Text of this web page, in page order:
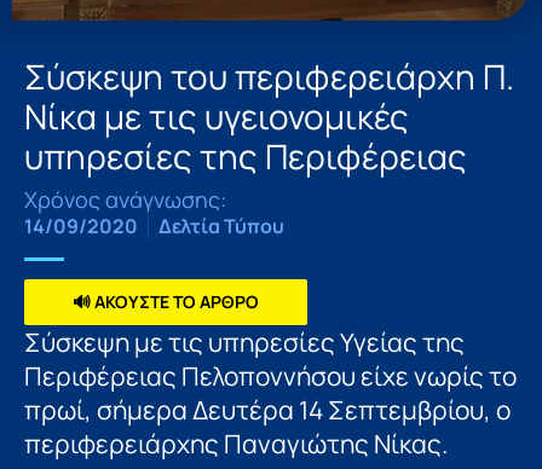
Σύσκεψη του περιφερειάρχη Π.
Νίκα με τις υγειονομικές
υπηρεσίες της Περιφέρειας
Χρόνος ανάγνωσης:
14/09/2020 Δελτία Τύπου
🔊 ΑΚΟΥΣΤΕ ΤΟ ΑΡΘΡΟ
Σύσκεψη με τις υπηρεσίες Υγείας της
Περιφέρειας Πελοποννήσου είχε νωρίς το
πρωί, σήμερα Δευτέρα 14 Σεπτεμβρίου, ο
περιφερειάρχης Παναγιώτης Νίκας.